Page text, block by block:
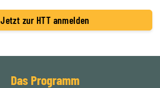
Jetzt zur HTT anmelden
Das Programm